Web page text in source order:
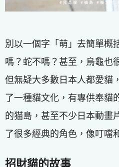
別以一個字「萌」去簡單概
嗎？蛇不嗎？甚至，烏龜也
但無疑大多數日本人都愛貓
了一種貓文化，有專供奉貓
的猫島，甚至不少日本動畫
了很多經典的角色，像叮噹
招財貓的故事